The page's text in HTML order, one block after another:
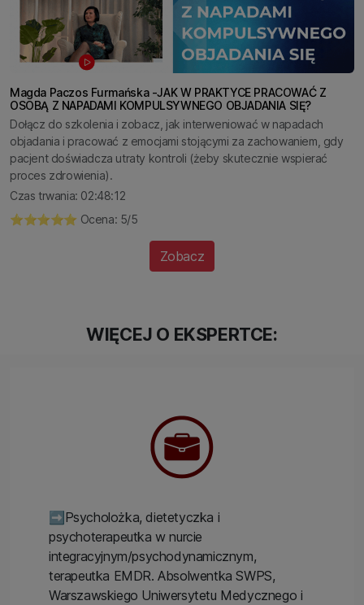
Magda Paczos Furmańska -JAK W PRAKTYCE PRACOWAĆ Z
OSOBĄ Z NAPADAMI KOMPULSYWNEGO OBJADANIA SIĘ?
Dołącz do szkolenia i zobacz, jak interweniować w napadach
objadania i pracować z emocjami stojącymi za zachowaniem, gdy
pacjent doświadcza utraty kontroli (żeby skutecznie wspierać
proces zdrowienia).
Czas trwania: 02:48:12
⭐️⭐️⭐️⭐️⭐️ Ocena: 5/5
Zobacz
WIĘCEJ O EKSPERTCE:
➡️Psycholożka, dietetyczka i
psychoterapeutka w nurcie
integracyjnym/psychodynamicznym,
terapeutka EMDR. Absolwentka SWPS,
Warszawskiego Uniwersytetu Medycznego i